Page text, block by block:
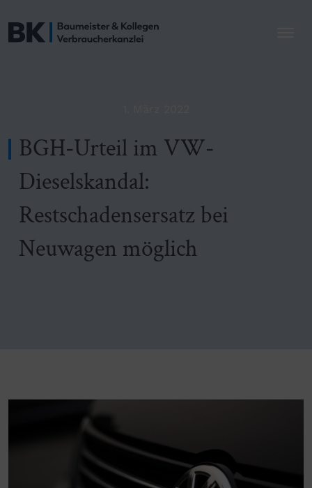
BGH-Urteil im VW-
Dieselskandal:
Restschadensersatz bei
Neuwagen möglich